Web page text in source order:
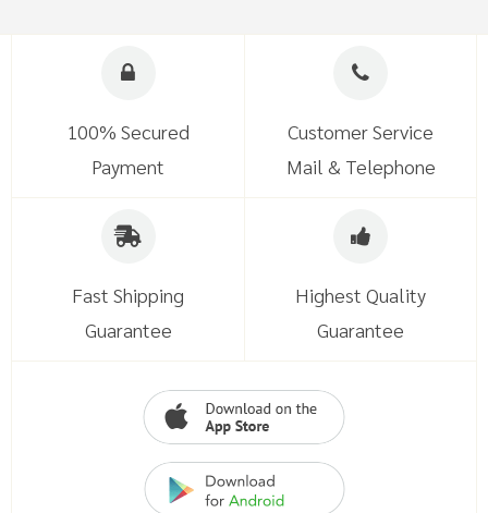
100% Secured
Payment
Customer Service
Mail & Telephone
Fast Shipping
Guarantee
Highest Quality
Guarantee